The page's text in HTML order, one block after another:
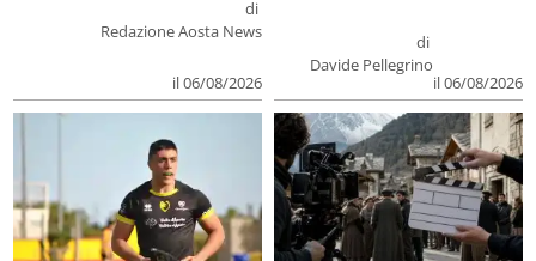
di
Redazione Aosta News
il 06/08/2026
di
Davide Pellegrino
il 06/08/2026